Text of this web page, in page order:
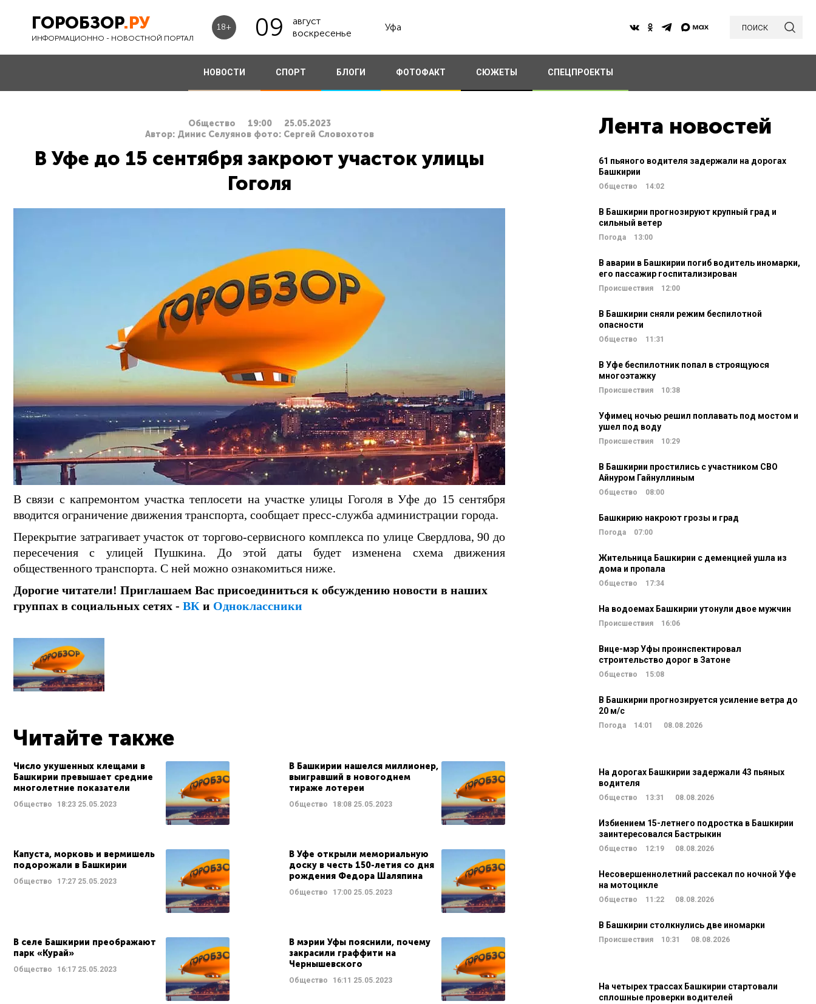
ГОРОБЗОР.РУ
ИНФОРМАЦИОННО - НОВОСТНОЙ ПОРТАЛ
18+ 09
август
воскресенье
Уфа поиск
НОВОСТИ СПОРТ БЛОГИ ФОТОФАКТ СЮЖЕТЫ СПЕЦПРОЕКТЫ
Общество 19:00
25.05.2023
Автор: Динис Селуянов фото: Сергей Словохотов
В Уфе до 15 сентября закроют участок улицы
Гоголя
В связи с капремонтом участка теплосети на участке улицы Гоголя в Уфе до 15 сентября
вводится ограничение движения транспорта, сообщает пресс-служба администрации города.
Перекрытие затрагивает участок от торгово-сервисного комплекса по улице Свердлова, 90 до
пересечения с улицей Пушкина. До этой даты будет изменена схема движения
общественного транспорта. С ней можно ознакомиться ниже.
Дорогие читатели! Приглашаем Вас присоединиться к обсуждению новости в наших
группах в социальных сетях - ВК и Одноклассники
Читайте также
Число укушенных клещами в
Башкирии превышает средние
многолетние показатели
Общество 18:23 25.05.2023
В Башкирии нашелся миллионер,
выигравший в новогоднем
тираже лотереи
Общество 18:0825.05.2023
Капуста, морковь и вермишель
подорожали в Башкирии
Общество 17:27 25.05.2023
В Уфе открыли мемориальную
доску в честь 150-летия со дня
рождения Федора Шаляпина
Общество 17:0025.05.2023
В селе Башкирии преображают
парк «Курай»
Общество 16:17 25.05.2023
В мэрии Уфы пояснили, почему
закрасили граффити на
Чернышевского
Общество 16:11 25.05.2023
Лента новостей
61 пьяного водителя задержали на дорогах
Башкирии
Общество 14:02
В Башкирии прогнозируют крупный град и
сильный ветер
Погода 13:00
В аварии в Башкирии погиб водитель иномарки,
его пассажир госпитализирован
Происшествия 12:00
В Башкирии сняли режим беспилотной
опасности
Общество 11:31
В Уфе беспилотник попал в строящуюся
многоэтажку
Происшествия 10:38
Уфимец ночью решил поплавать под мостом и
ушел под воду
Происшествия 10:29
В Башкирии простились с участником СВО
Айнуром Гайнуллиным
Общество 08:00
Башкирию накроют грозы и град
Погода 07:00
Жительница Башкирии с деменцией ушла из
дома и пропала
Общество 17:34
На водоемах Башкирии утонули двое мужчин
Происшествия 16:06
Вице-мэр Уфы проинспектировал
строительство дорог в Затоне
Общество 15:08
В Башкирии прогнозируется усиление ветра до
20 м/c
Погода 14:01 08.08.2026
На дорогах Башкирии задержали 43 пьяных
водителя
Общество 13:31 08.08.2026
Избиением 15-летнего подростка в Башкирии
заинтересовался Бастрыкин
Общество 12:19 08.08.2026
Несовершеннолетний рассекал по ночной Уфе
на мотоцикле
Общество 11:22 08.08.2026
В Башкирии столкнулись две иномарки
Происшествия 10:31 08.08.2026
На четырех трассах Башкирии стартовали
сплошные проверки водителей